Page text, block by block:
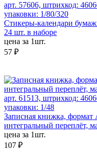
арт. 57606, штрихкод:
упаковки: 1/80/320
Стикеры-календари
24 шт. в наборе
цена за 1шт.
57 ₽
арт. 61513, штрихкод:
упаковки: 1/48
Записная книжка, формат
интегральный переплёт,
цена за 1шт.
107 ₽